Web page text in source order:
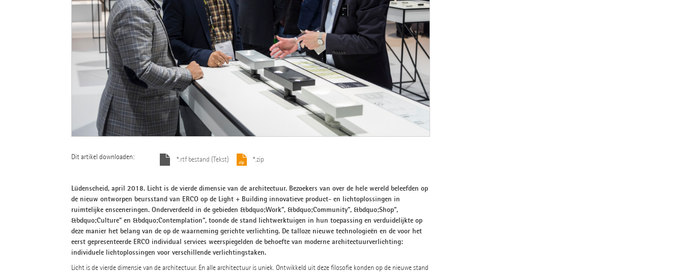
Dit artikel downloaden: *.rtf bestand (Tekst) *.zip
Lüdenscheid, april 2018. Licht is de vierde dimensie van de architectuur. Bezoekers van over de hele wereld beleefden op
de nieuw ontworpen beursstand van ERCO op de Light + Building innovatieve product- en lichtoplossingen in
ruimtelijke ensceneringen. Onderverdeeld in de gebieden &bdquo;Work“, &bdquo;Community“, &bdquo;Shop“,
&bdquo;Culture“ en &bdquo;Contemplation“, toonde de stand lichtwerktuigen in hun toepassing en verduidelijkte op
deze manier het belang van de op de waarneming gerichte verlichting. De talloze nieuwe technologieën en de voor het
eerst gepresenteerde ERCO individual services weerspiegelden de behoefte van moderne architectuurverlichting:
individuele lichtoplossingen voor verschillende verlichtingstaken.
Licht is de vierde dimensie van de architectuur. En alle architectuur is uniek. Ontwikkeld uit deze filosofie konden op de nieuwe stand